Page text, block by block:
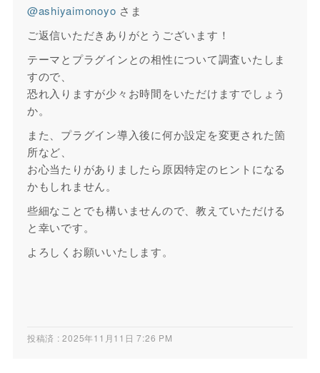
@ashiyaimonoyo さま
ご返信いただきありがとうございます！
テーマとプラグインとの相性について調査いたしま
すので、
恐れ入りますが少々お時間をいただけますでしょう
か。
また、プラグイン導入後に何か設定を変更された箇
所など、
お心当たりがありましたら原因特定のヒントになる
かもしれません。
些細なことでも構いませんので、教えていただける
と幸いです。
よろしくお願いいたします。
投稿済 : 2025年11月11日 7:26 PM